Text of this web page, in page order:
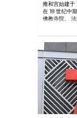
雍和宫始建于
在 18 世纪中
佛教寺院。
殿，殿内立